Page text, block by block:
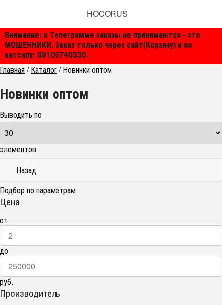
Внимание: в Телеграмме заказы не принимаются - это
МОШЕННИКИ. Заказ только через сайт(Корзину) и по
ватсапу: 89106740330.
HOCORUS
Главная/Каталог/Новинки оптом
Новинки оптом
Выводить по
элементов
Назад
Подбор по параметрам
Цена
от
до
руб.
Производитель